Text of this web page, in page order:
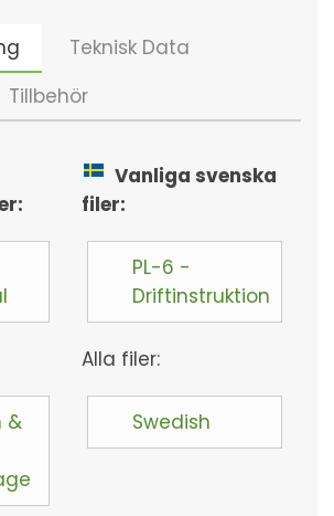
Teknisk Data
Tillbehör
&
Vanliga svenska
filer:
PL-6 -
Driftinstruktion
Alla filer:
Swedish